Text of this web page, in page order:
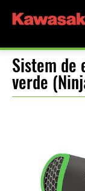
Sistem de
verde